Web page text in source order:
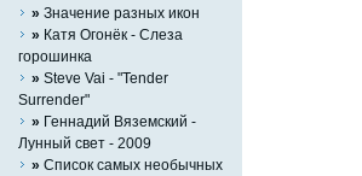
» Значение разных икон
» Катя Огонёк - Слеза
горошинка
» Steve Vai - "Tender
Surrender"
» Геннадий Вяземский -
Лунный свет - 2009
» Список самых необычных